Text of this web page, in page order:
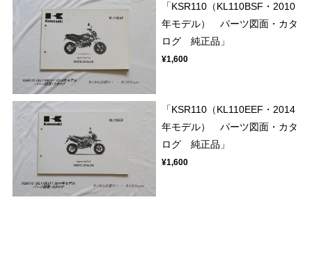
「KSR110（KL110BSF・2010
年モデル） パーツ図面・カタ
ログ 純正品」
¥1,600
「KSR110（KL110EEF・2014
年モデル） パーツ図面・カタ
ログ 純正品」
¥1,600